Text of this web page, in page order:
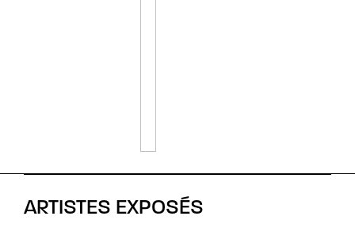
ARTISTES EXPOSÉS